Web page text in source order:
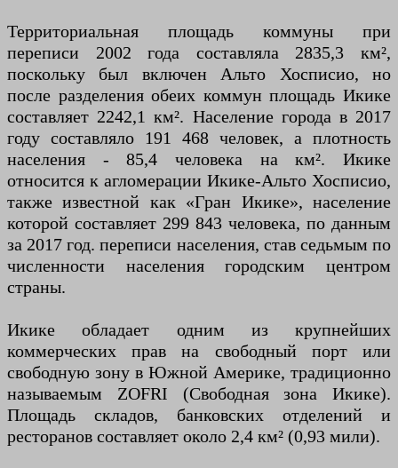
Территориальная площадь коммуны при
переписи 2002 года составляла 2835,3 км²,
поскольку был включен Альто Хосписио, но
после разделения обеих коммун площадь Икике
составляет 2242,1 км². Население города в 2017
году составляло 191 468 человек, а плотность
населения - 85,4 человека на км². Икике
относится к агломерации Икике-Альто Хосписио,
также известной как «Гран Икике», население
которой составляет 299 843 человека, по данным
за 2017 год. переписи населения, став седьмым по
численности населения городским центром
страны.
Икике обладает одним из крупнейших
коммерческих прав на свободный порт или
свободную зону в Южной Америке, традиционно
называемым ZOFRI (Свободная зона Икике).
Площадь складов, банковских отделений и
ресторанов составляет около 2,4 км² (0,93 мили).